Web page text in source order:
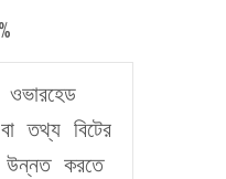
ওভারহেড
তথ্য বিটের
উন্নত করতে